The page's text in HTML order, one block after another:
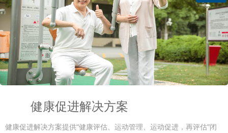
健康促进解决方案提供“健康评估、运动管理、运动促进，再评估”闭
健康促进解决方案
微信二维码